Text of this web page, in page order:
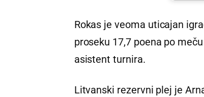
Rokas je veoma uticajan
proseku 17,7 poena po
asistent turnira.
Litvanski rezervni plej je